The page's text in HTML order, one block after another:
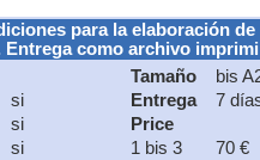
para la elaboración
como archivo
si
si
si
Tamaño
bis
Entrega
7
Price
1 bis 3
70 €